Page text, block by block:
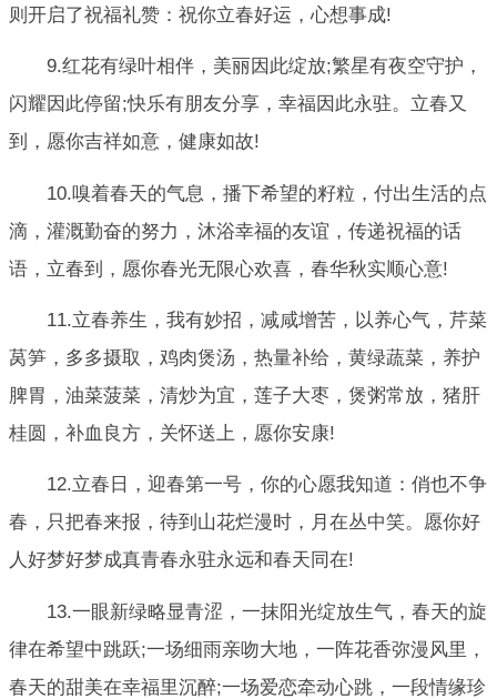
则开启了祝福礼赞：祝你立春好运，心想事成!
9.红花有绿叶相伴，美丽因此绽放;繁星有夜空守护，
闪耀因此停留;快乐有朋友分享，幸福因此永驻。立春又
到，愿你吉祥如意，健康如故!
10.嗅着春天的气息，播下希望的籽粒，付出生活的点
滴，灌溉勤奋的努力，沐浴幸福的友谊，传递祝福的话
语，立春到，愿你春光无限心欢喜，春华秋实顺心意!
11.立春养生，我有妙招，减咸增苦，以养心气，芹菜
莴笋，多多摄取，鸡肉煲汤，热量补给，黄绿蔬菜，养护
脾胃，油菜菠菜，清炒为宜，莲子大枣，煲粥常放，猪肝
桂圆，补血良方，关怀送上，愿你安康!
12.立春日，迎春第一号，你的心愿我知道：俏也不争
春，只把春来报，待到山花烂漫时，月在丛中笑。愿你好
人好梦好梦成真青春永驻永远和春天同在!
13.一眼新绿略显青涩，一抹阳光绽放生气，春天的旋
律在希望中跳跃;一场细雨亲吻大地，一阵花香弥漫风里，
春天的甜美在幸福里沉醉;一场爱恋牵动心跳，一段情缘珍